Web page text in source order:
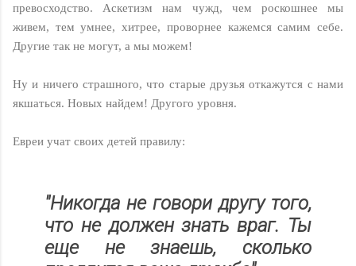
превосходство. Аскетизм нам чужд, чем роскошнее мы
живем, тем умнее, хитрее, проворнее кажемся самим себе.
Другие так не могут, а мы можем!
Ну и ничего страшного, что старые друзья откажутся с нами
якшаться. Новых найдем! Другого уровня.
Евреи учат своих детей правилу:
"Никогда не говори другу того,
что не должен знать враг. Ты
еще не знаешь, сколько